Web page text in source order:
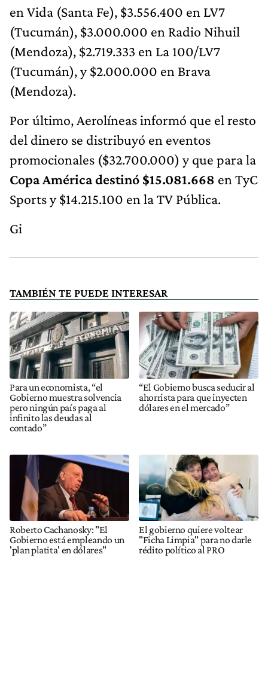
en Vida (Santa Fe), $3.556.400 en LV7
(Tucumán), $3.000.000 en Radio Nihuil
(Mendoza), $2.719.333 en La 100/LV7
(Tucumán), y $2.000.000 en Brava
(Mendoza).
Por último, Aerolíneas informó que el resto
del dinero se distribuyó en eventos
promocionales ($32.700.000) y que para la
Copa América destinó $15.081.668 en TyC
Sports y $14.215.100 en la TV Pública.
Gi
TAMBIÉN TE PUEDE INTERESAR
Para un economista, “el
Gobierno muestra solvencia
pero ningún país paga al
infinito las deudas al
contado”
“El Gobierno busca seducir al
ahorrista para que inyecten
dólares en el mercado”
Roberto Cachanosky: "El
Gobierno está empleando un
'plan platita' en dólares"
El gobierno quiere voltear
"Ficha Limpia" para no darle
rédito político al PRO